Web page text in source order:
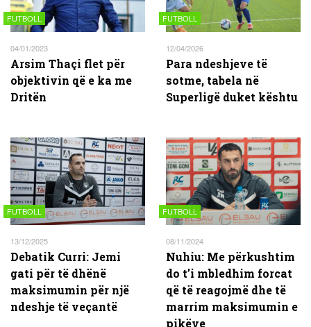
FUTBOLL
04/01/2023
Arsim Thaçi flet për
objektivin që e ka me
Dritën
FUTBOLL
12/04/2026
Para ndeshjeve të
sotme, tabela në
Superligë duket kështu
FUTBOLL
13/12/2025
Debatik Curri: Jemi
gati për të dhënë
maksimumin për një
ndeshje të veçantë
FUTBOLL
08/11/2024
Nuhiu: Me përkushtim
do t’i mbledhim forcat
që të reagojmë dhe të
marrim maksimumin e
pikëve